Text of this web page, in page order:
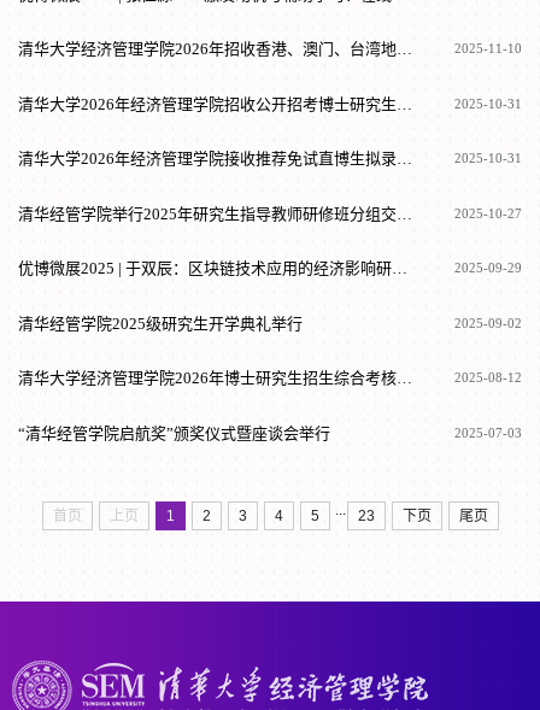
清华大学经济管理学院2026年招收香港、澳门、台湾地区博士研究生简章 2025-11-10
2025-10-31
清华大学2026年经济管理学院接收推荐免试直博生拟录取名单公示 2025-10-31
2025-10-27
优博微展2025 | 于双辰：区块链技术应用的经济影响研究—以银行函证为例 2025-09-29
清华经管学院2025级研究生开学典礼举行 2025-09-02
清华大学经济管理学院2026年博士研究生招生综合考核及录取办法 2025-08-12
“清华经管学院启航奖”颁奖仪式暨座谈会举行 2025-07-03
首页 上页 1 2 3 4 5 ... 23 下页 尾页